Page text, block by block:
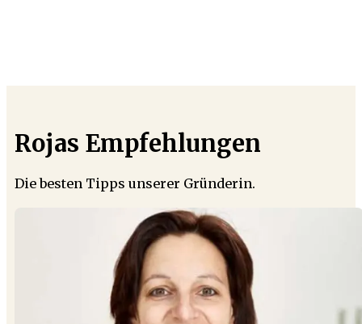
Rojas Empfehlungen
Die besten Tipps unserer Gründerin.